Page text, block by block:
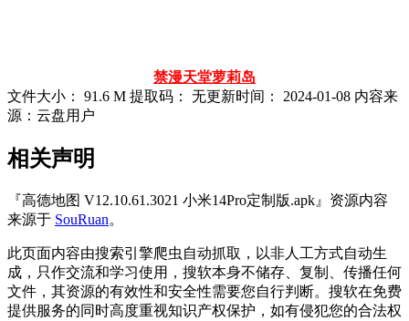
禁漫天堂萝莉岛
文件大小：
91.6 M 提取码： 无更新时间： 2024-01-08 内容来
源：云盘用户
相关声明
『高德地图 V12.10.61.3021 小米14Pro定制版.apk』资源内容
来源于 SouRuan。
此页面内容由搜索引擎爬虫自动抓取，以非人工方式自动生
成，只作交流和学习使用，搜软本身不储存、复制、传播任何
文件，其资源的有效性和安全性需要您自行判断。搜软在免费
提供服务的同时高度重视知识产权保护，如有侵犯您的合法权